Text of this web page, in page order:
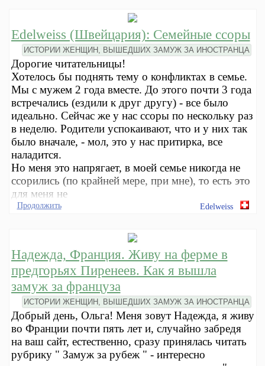
Edelweiss (Швейцария): Семейные ссоры
ИСТОРИИ ЖЕНЩИН, ВЫШЕДШИХ ЗАМУЖ ЗА ИНОСТРАНЦА
Дорогие читательницы!
Хотелось бы поднять тему о конфликтах в семье.
Мы с мужем 2 года вместе. До этого почти 3 года
встречались (ездили к друг другу) - все было
идеально. Сейчас же у нас ссоры по нескольку раз
в неделю. Родители успокаивают, что и у них так
было вначале, - мол, это у нас притирка, все
наладится.
Но меня это напрягает, в моей семье никогда не
ссорились (по крайней мере, при мне), то есть это
для меня не
Продолжить Edelweiss
Надежда, Франция. Живу на ферме в
предгорьях Пиренеев. Как я вышла
замуж за француза
ИСТОРИИ ЖЕНЩИН, ВЫШЕДШИХ ЗАМУЖ ЗА ИНОСТРАНЦА
Добрый день, Ольга! Меня зовут Надежда, я живу
во Франции почти пять лет и, случайно забредя
на ваш сайт, естественно, сразу принялась читать
рубрику " Замуж за рубеж " - интересно